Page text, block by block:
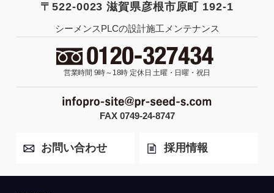
〒522-0023 滋賀県彦根市原町 192-1
シーメンスPLCの設計施工メンテナンス
営業時間 9時～18時 定休日 土曜・日曜・祝日
FAX 0749-24-8747
お問い合わせ 採用情報